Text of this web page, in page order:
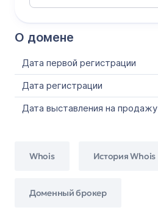
О домене
Дата первой регистрации
Дата регистрации
Дата выставления на продажу
Whois История Whois
Доменный брокер